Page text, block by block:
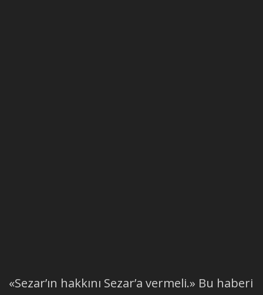
«Sezar’ın hakkını Sezar’a vermeli.» Bu haberi